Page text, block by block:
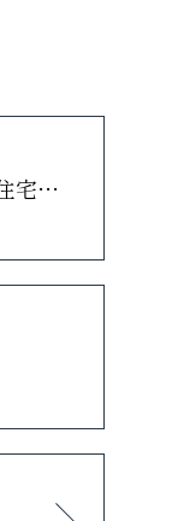
4LDKのゆとりと安心の住宅性能 家族の「これから」を見据えた家です。